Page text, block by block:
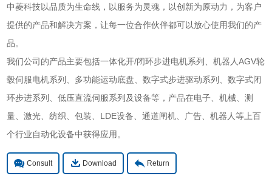
中菱科技以品质为生命线，以服务为灵魂，以创新为原动力，为客户
提供的产品和解决方案，让每一位合作伙伴都可以放心使用我们的产
品。
我们公司的产品主要包括一体化开/闭环步进电机系列、机器人AGV轮
毂伺服电机系列、多功能运动底盘、数字式步进驱动系列、数字式闭
环步进系列、低压直流伺服系列及设备等，产品在电子、机械、测
量、激光、纺织、包装、LDE设备、通道闸机、广告、机器人等上百
个行业自动化设备中获得应用。
Consult Download Return